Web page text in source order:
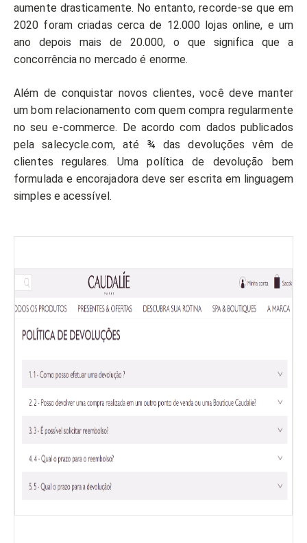
aumente drasticamente. No entanto, recorde-se que em
2020 foram criadas cerca de 12.000 lojas online, e um
ano depois mais de 20.000, o que significa que a
concorrência no mercado é enorme.
Além de conquistar novos clientes, você deve manter
um bom relacionamento com quem compra regularmente
no seu e-commerce. De acordo com dados publicados
pela salecycle.com, até ¾ das devoluções vêm de
clientes regulares. Uma política de devolução bem
formulada e encorajadora deve ser escrita em linguagem
simples e acessível.